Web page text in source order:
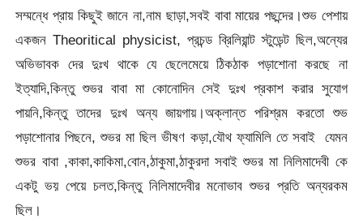
সম্মন্ধে প্রায় কিছুই জানে না,নাম ছাড়া,সবই বাবা মায়ের পছন্দের।শুভ পেশায়
একজন Theoritical physicist, প্রচন্ড ব্রিলিয়ান্ট স্টুডেন্ট ছিল,অন্যের
অভিভাবক দের দুঃখ থাকে যে ছেলেমেয়ে ঠিকঠাক পড়াশোনা করছে না
ইত্যাদি,কিন্তু শুভর বাবা মা কোনোদিন সেই দুঃখ প্রকাশ করার সুযোগ
পায়নি,কিন্তু তাদের দুঃখ অন্য জায়গায়।অক্লান্ত পরিশ্রম করতো শুভ
পড়াশোনার পিছনে, শুভর মা ছিল ভীষণ কড়া,যৌথ ফ্যামিলি তে সবাই যেমন
শুভর বাবা ,কাকা,কাকিমা,বোন,ঠাকুমা,ঠাকুরদা সবাই শুভর মা নিলিমাদেবী কে
একটু ভয় পেয়ে চলত,কিন্তু নিলিমাদেবীর মনোভাব শুভর প্রতি অন্যরকম
ছিল।